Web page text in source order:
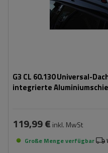
G3 CL 60.130 Universal-
integrierte
119,99 € inkl. MwSt
Große Menge verfügbar